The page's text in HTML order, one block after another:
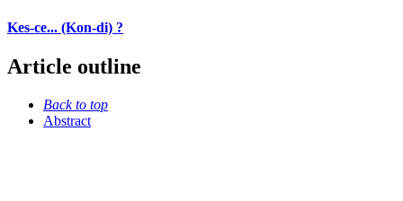
Kes-ce... (Kon-di) ?
Article outline
Back to top
Abstract